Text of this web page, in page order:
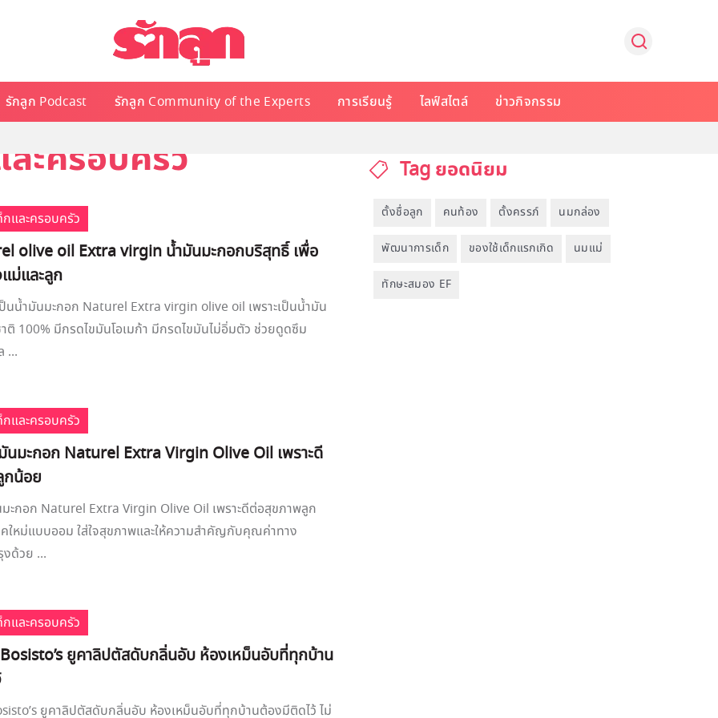
รักลูก Podcast รักลูก Community of the Experts การเรียนรู้ ไลฟ์สไตล์ ข่าวกิจกรรม
ละครอบครัว
กและครอบครัว
olive oil Extra virgin น้ำมันมะกอกบริสุทธิ์ เพื่อ
ม่และลูก
นน้ำมันมะกอก Naturel Extra virgin olive oil เพราะเป็นน้ำมัน
ติ 100% มีกรดไขมันโอเมก้า มีกรดไขมันไม่อิ่มตัว ช่วยดูดซึม
...
กและครอบครัว
นมะกอก Naturel Extra Virgin Olive Oil เพราะดี
น้อย
ะกอก Naturel Extra Virgin Olive Oil เพราะดีต่อสุขภาพลูก
หม่แบบออม ใส่ใจสุขภาพและให้ความสำคัญกับคุณค่าทาง
งด้วย ...
กและครอบครัว
ยูคาลิปตัสดับกลิ่นอับ ห้องเหม็นอับที่ทุกบ้าน
ยูคาลิปตัสดับกลิ่นอับ ห้องเหม็นอับที่ทุกบ้านต้องมีติดไว้ ไม่
Tag ยอดนิยม
ตั้งชื่อลูก คนท้อง ตั้งครรภ์ นมกล่อง
พัฒนาการเด็ก ของใช้เด็กแรกเกิด นมแม่
ทักษะสมอง EF